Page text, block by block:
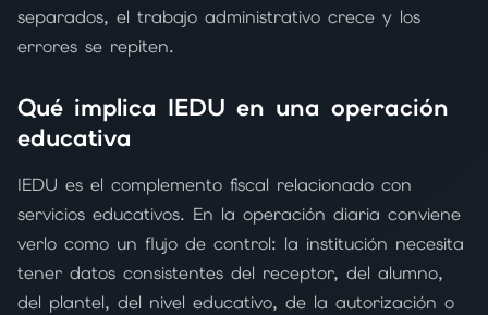
separados, el trabajo administrativo crece y los
errores se repiten.
Qué implica IEDU en una operación
educativa
IEDU es el complemento fiscal relacionado con
servicios educativos. En la operación diaria conviene
verlo como un flujo de control: la institución necesita
tener datos consistentes del receptor, del alumno,
del plantel, del nivel educativo, de la autorización o